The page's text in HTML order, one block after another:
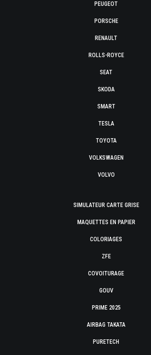
PEUGEOT
PORSCHE
RENAULT
ROLLS-ROYCE
SEAT
SKODA
SMART
TESLA
TOYOTA
VOLKSWAGEN
VOLVO
SIMULATEUR CARTE GRISE
MAQUETTES EN PAPIER
COLORIAGES
ZFE
COVOITURAGE
GOUV
PRIME 2025
AIRBAG TAKATA
PURETECH